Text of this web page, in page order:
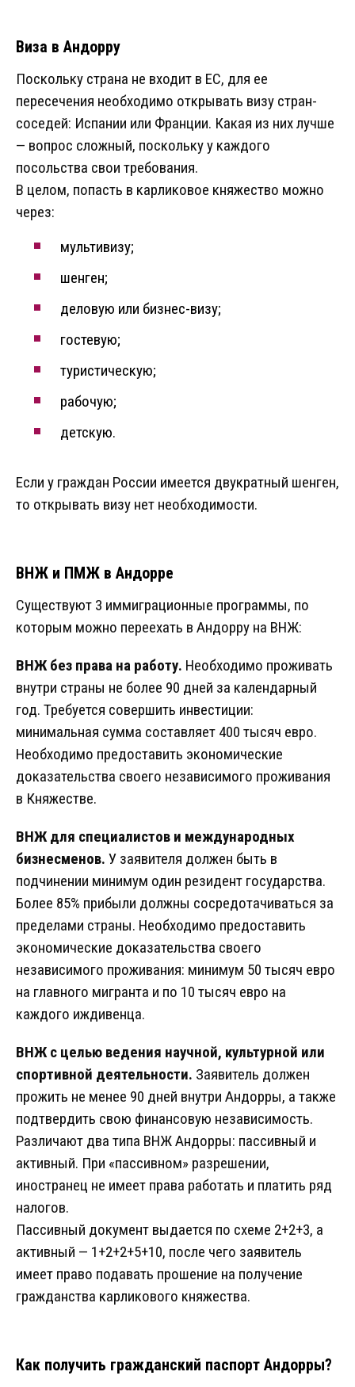
Виза в Андорру
Поскольку страна не входит в ЕС, для ее
пересечения необходимо открывать визу стран-
соседей: Испании или Франции. Какая из них лучше
— вопрос сложный, поскольку у каждого
посольства свои требования.
В целом, попасть в карликовое княжество можно
через:
мультивизу;
шенген;
деловую или бизнес-визу;
гостевую;
туристическую;
рабочую;
детскую.
Если у граждан России имеется двукратный шенген,
то открывать визу нет необходимости.
ВНЖ и ПМЖ в Андорре
Существуют 3 иммиграционные программы, по
которым можно переехать в Андорру на ВНЖ:
ВНЖ без права на работу. Необходимо проживать
внутри страны не более 90 дней за календарный
год. Требуется совершить инвестиции:
минимальная сумма составляет 400 тысяч евро.
Необходимо предоставить экономические
доказательства своего независимого проживания
в Княжестве.
ВНЖ для специалистов и международных
бизнесменов. У заявителя должен быть в
подчинении минимум один резидент государства.
Более 85% прибыли должны сосредотачиваться за
пределами страны. Необходимо предоставить
экономические доказательства своего
независимого проживания: минимум 50 тысяч евро
на главного мигранта и по 10 тысяч евро на
каждого иждивенца.
ВНЖ с целью ведения научной, культурной или
спортивной деятельности. Заявитель должен
прожить не менее 90 дней внутри Андорры, а также
подтвердить свою финансовую независимость.
Различают два типа ВНЖ Андорры: пассивный и
активный. При «пассивном» разрешении,
иностранец не имеет права работать и платить ряд
налогов.
Пассивный документ выдается по схеме 2+2+3, а
активный — 1+2+2+5+10, после чего заявитель
имеет право подавать прошение на получение
гражданства карликового княжества.
Как получить гражданский паспорт Андорры?